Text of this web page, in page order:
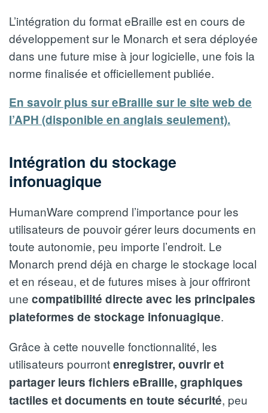
L’intégration du format eBraille est en cours de
développement sur le Monarch et sera déployée
dans une future mise à jour logicielle, une fois la
norme finalisée et officiellement publiée.
En savoir plus sur eBraille sur le site web de
l’APH (disponible en anglais seulement).
Intégration du stockage
infonuagique
HumanWare comprend l’importance pour les
utilisateurs de pouvoir gérer leurs documents en
toute autonomie, peu importe l’endroit. Le
Monarch prend déjà en charge le stockage local
et en réseau, et de futures mises à jour offriront
une compatibilité directe avec les principales
plateformes de stockage infonuagique.
Grâce à cette nouvelle fonctionnalité, les
utilisateurs pourrontenregistrer, ouvrir et
partager leurs fichiers eBraille, graphiques
tactiles et documents en toute sécurité, peu